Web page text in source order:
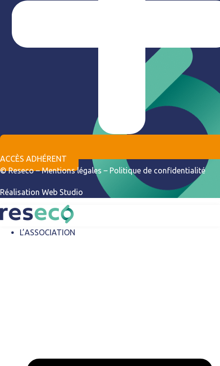
ACCÈS ADHÉRENT
© Reseco –Mentions légales – Politique de confidentialité
Réalisation Web Studio
L’ASSOCIATION